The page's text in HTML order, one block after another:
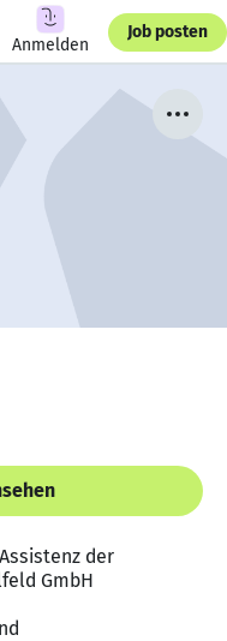
Anmelden
Job posten
der
GmbH